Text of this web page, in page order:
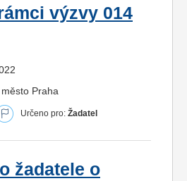
výzvy 014
Praha
Určeno pro: Žadatel
žadatele o